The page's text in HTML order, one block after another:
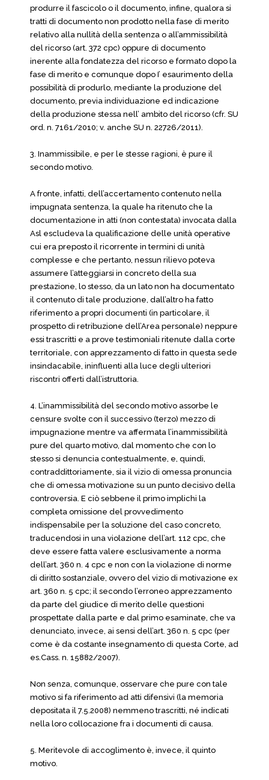
produrre il fascicolo o il documento, infine, qualora si
tratti di documento non prodotto nella fase di merito
relativo alla nullità della sentenza o all’ammissibilità
del ricorso (art. 372 cpc) oppure di documento
inerente alla fondatezza del ricorso e formato dopo la
fase di merito e comunque dopo I’ esaurimento della
possibilità di produrlo, mediante la produzione del
documento, previa individuazione ed indicazione
della produzione stessa nell’ ambito del ricorso (cfr. SU
ord. n. 7161/2010; v. anche SU n. 22726/2011).
3. Inammissibile, e per le stesse ragioni, è pure il
secondo motivo.
A fronte, infatti, dell’accertamento contenuto nella
impugnata sentenza, la quale ha ritenuto che la
documentazione in atti (non contestata) invocata dalla
Asl escludeva la qualificazione delle unità operative
cui era preposto il ricorrente in termini di unità
complesse e che pertanto, nessun rilievo poteva
assumere l’atteggiarsi in concreto della sua
prestazione, lo stesso, da un lato non ha documentato
il contenuto di tale produzione, dall’altro ha fatto
riferimento a propri documenti (in particolare, il
prospetto di retribuzione dell’Area personale) neppure
essi trascritti e a prove testimoniali ritenute dalla corte
territoriale, con apprezzamento di fatto in questa sede
insindacabile, ininfluenti alla luce degli ulteriori
riscontri offerti dall’istruttoria.
4. L’inammissibilità del secondo motivo assorbe le
censure svolte con il successivo (terzo) mezzo di
impugnazione mentre va affermata l’inammissibilità
pure del quarto motivo, dal momento che con lo
stesso si denuncia contestualmente, e, quindi,
contraddittoriamente, sia il vizio di omessa pronuncia
che di omessa motivazione su un punto decisivo della
controversia. E ciò sebbene il primo implichi la
completa omissione del provvedimento
indispensabile per la soluzione del caso concreto,
traducendosi in una violazione dell’art. 112 cpc, che
deve essere fatta valere esclusivamente a norma
dell’art. 360 n. 4 cpc e non con la violazione di norme
di diritto sostanziale, ovvero del vizio di motivazione ex
art. 360 n. 5 cpc; il secondo l’erroneo apprezzamento
da parte del giudice di merito delle questioni
prospettate dalla parte e dal primo esaminate, che va
denunciato, invece, ai sensi dell’art. 360 n. 5 cpc (per
come è da costante insegnamento di questa Corte, ad
es.Cass. n. 15882/2007).
Non senza, comunque, osservare che pure con tale
motivo si fa riferimento ad atti difensivi (la memoria
depositata il 7.5.2008) nemmeno trascritti, né indicati
nella loro collocazione fra i documenti di causa.
5. Meritevole di accoglimento è, invece, il quinto
motivo.